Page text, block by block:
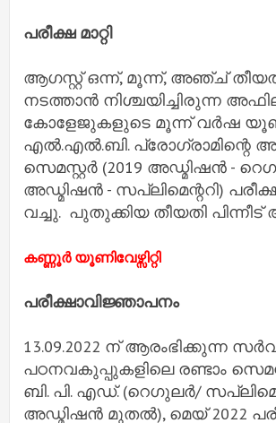
പരീക്ഷ മാറ്റി
ആഗസ്റ്റ് ഒന്ന്, മൂന്ന്, അഞ്ച്
നടത്താൻ നിശ്ചയിച്ചിരുന്ന
കോളേജുകളുടെ മൂന്ന് വർഷ
എൽ.എൽ.ബി. പ്രോഗ്രാമിന്റെ
സെമസ്റ്റർ (2019 അഡ്മിഷൻ -
അഡ്മിഷൻ - സപ്ലിമെന്ററി)
വച്ചു. പുതുക്കിയ തീയതി പിന്നീട്
കണ്ണൂർ യൂണിവേഴ്സിറ്റി
പരീക്ഷാവിജ്ഞാപനം
13.09.2022 ന് ആരംഭിക്കുന്ന
പഠനവകുപ്പുകളിലെ രണ്ടാം
ബി. പി. എഡ്. (റെഗുലർ/
അഡ്മിഷൻ മുതൽ), മെയ് 2022